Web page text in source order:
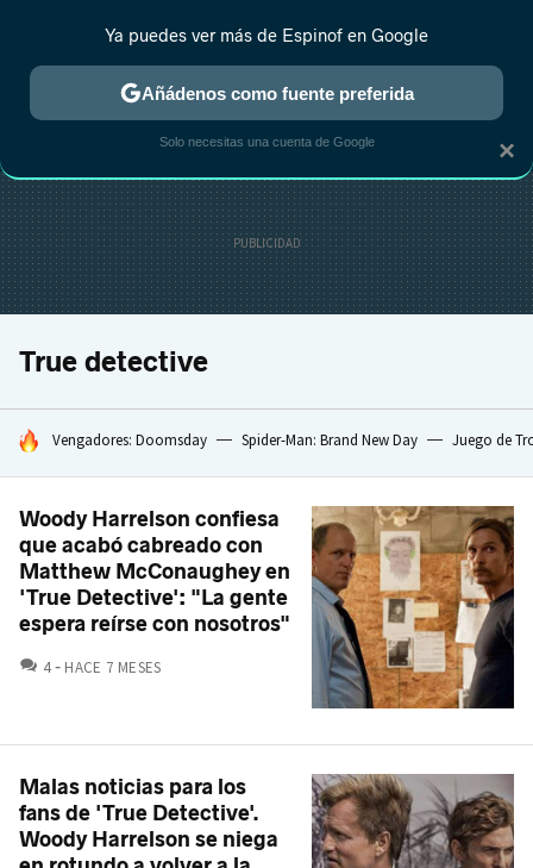
ESTRENOS REALITY ANIME RANKINGS CINE
True detective
HOY SE HABLA DE
Vengadores: Doomsday Spider-Man: Brand New Day Juego de
Woody Harrelson confiesa
que acabó cabreado con
Matthew McConaughey en
'True Detective': "La gente
espera reírse con nosotros"
4 COMENTARIOS
HACE 7 MESES
Malas noticias para los
fans de 'True Detective'.
Woody Harrelson se niega
×
Ya puedes ver más de Espinof en Google
Añádenos como fuente preferida
Solo necesitas una cuenta de Google